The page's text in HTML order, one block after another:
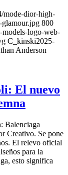
mode-dior-high-
glamour.jpg 800
models-logo-web-
C_kinski2025-
Anderson
El nuevo
Balenciaga
Creativo. Se pone
El relevo oficial
para la
esto significa